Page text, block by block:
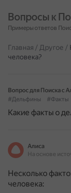
Вопросы к
Примеры ответов
Главная / Другое /
человека?
Вопрос для Поиска с
#Дельфины
#Факты
Какие факты о
Алиса
Несколько
человека: